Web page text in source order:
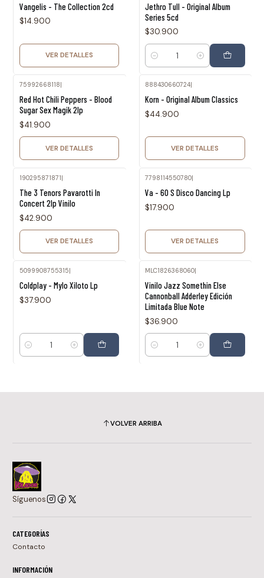
Vangelis - The Collection 2cd
$14.900
VER DETALLES
Jethro Tull - Original Album
Series 5cd
$30.900
Cantidad
75992668118
Red Hot Chili Peppers - Blood
Sugar Sex Magik 2lp
$41.900
VER DETALLES
888430660724
Korn - Original Album Classics
$44.900
VER DETALLES
190295871871|
The 3 Tenors Pavarotti In
Concert 2lp Vinilo
$42.900
VER DETALLES
7798114550780|
Va - 60 S Disco Dancing Lp
$17.900
VER DETALLES
5099908755315
Coldplay - Mylo Xiloto Lp
$37.900
Cantidad
MLC1826368060
Vinilo Jazz Somethin Else
Cannonball Adderley Edición
Limitada Blue Note
$36.900
Cantidad
VOLVER ARRIBA
Síguenos
CATEGORÍAS
Contacto
INFORMACIÓN